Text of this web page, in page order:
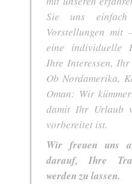
Sie uns
Vorstellungen
eine individuelle
Ihre Interessen, Ihr
Ob Nordamerika,
Oman: Wir
damit Ihr Urlaub
vorbereitet ist.
Wir freuen uns
darauf, Ihre
werden zu lassen.